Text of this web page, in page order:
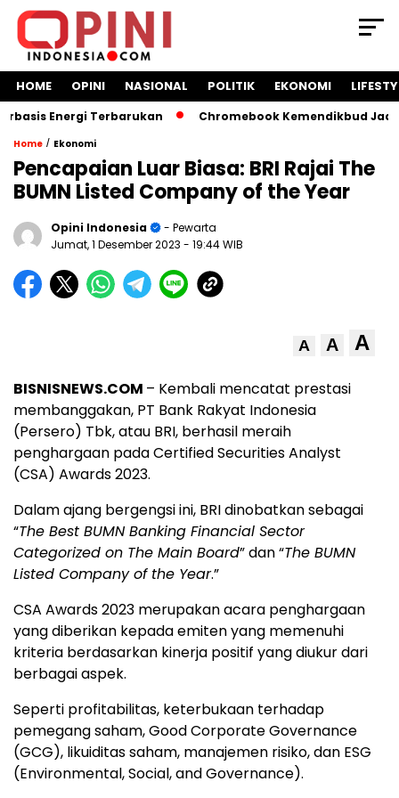
HOME OPINI NASIONAL POLITIK EKONOMI
Energi Terbarukan Chromebook Kemendikbud Jadi
Home / Ekonomi
Pencapaian Luar Biasa: BRI Rajai The
BUMN Listed Company of the Year
Opini Indonesia
- Pewarta
Jumat, 1 Desember 2023 - 19:44 WIB
A A A
BISNISNEWS.COM – Kembali mencatat prestasi
membanggakan, PT Bank Rakyat Indonesia
(Persero) Tbk, atau BRI, berhasil meraih
penghargaan pada Certified Securities Analyst
(CSA) Awards 2023.
Dalam ajang bergengsi ini, BRI dinobatkan sebagai
“The Best BUMN Banking Financial Sector
Categorized on The Main Board” dan “The BUMN
Listed Company of the Year.”
CSA Awards 2023 merupakan acara penghargaan
yang diberikan kepada emiten yang memenuhi
kriteria berdasarkan kinerja positif yang diukur dari
berbagai aspek.
Seperti profitabilitas, keterbukaan terhadap
pemegang saham, Good Corporate Governance
(GCG), likuiditas saham, manajemen risiko, dan ESG
(Environmental, Social, and Governance).